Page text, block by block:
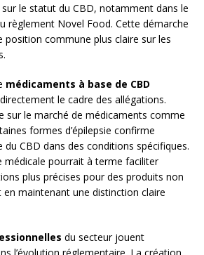
le statut du CBD, notamment dans le
règlement Novel Food. Cette démarche
position commune plus claire sur les
médicaments à base de CBD
le cadre des allégations.
sur le marché de médicaments comme
formes d’épilepsie confirme
du CBD dans des conditions spécifiques.
médicale pourrait à terme faciliter
plus précises pour des produits non
maintenant une distinction claire
du secteur jouent